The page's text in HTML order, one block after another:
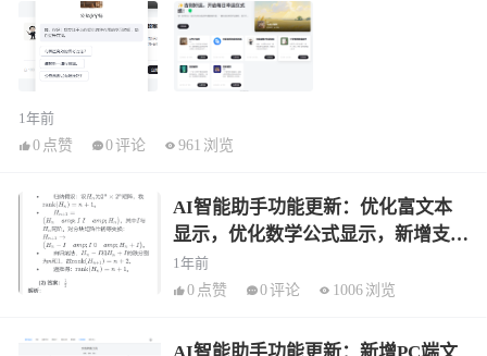
1年前
0 点赞 0评论 961 浏览
AI智能助手功能更新：优化富文本
显示，优化数学公式显示，新增支持
多模态模型
1年前
0 点赞 0评论 1006 浏览